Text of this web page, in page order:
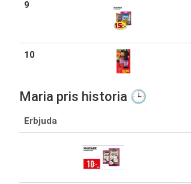
9
10
Maria pris historia 🕒
Erbjuda